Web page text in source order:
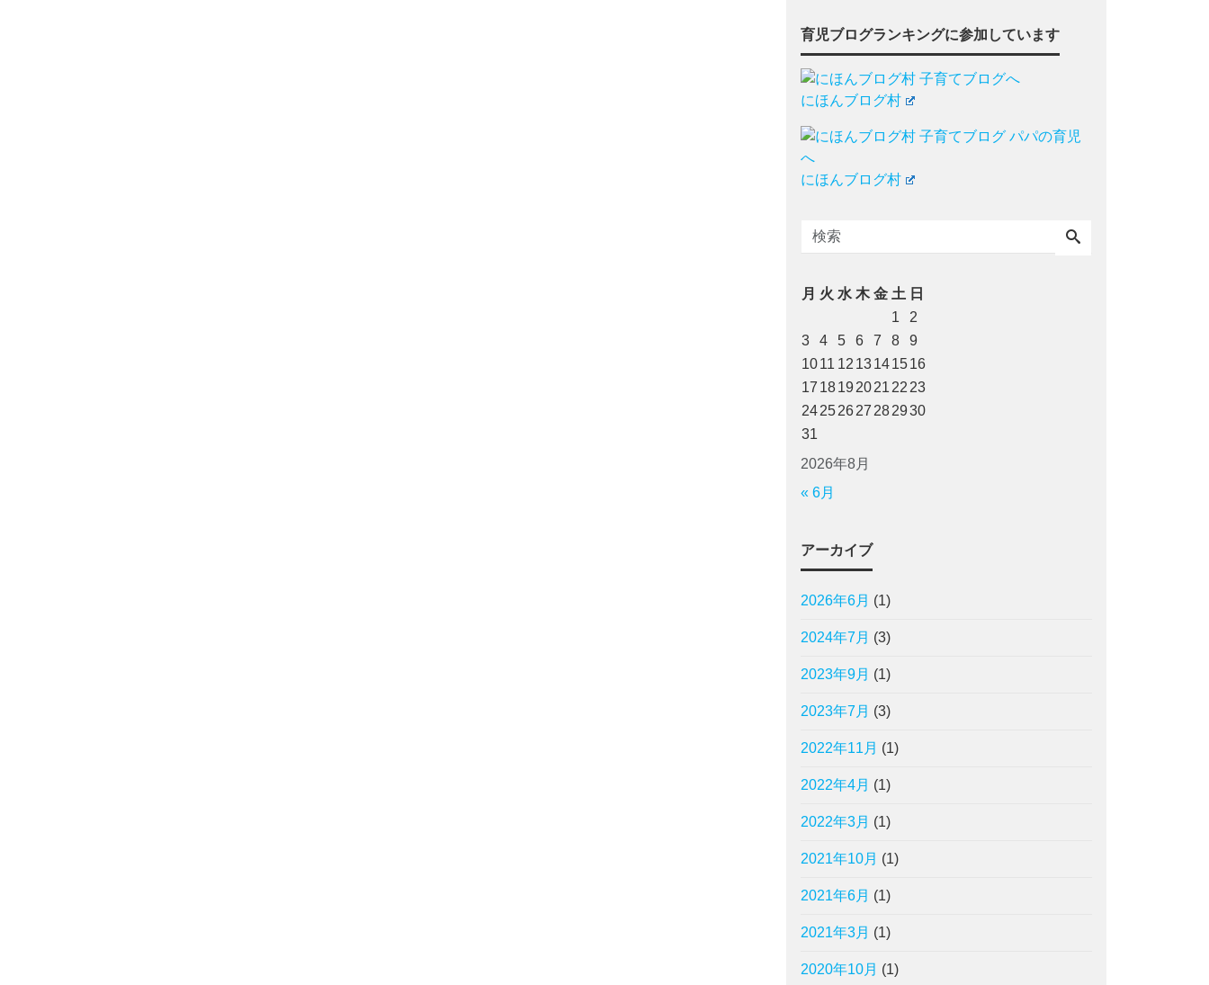
育児ブログランキングに参加しています
にほんブログ村
にほんブログ村
2026年8月
月 火 水 木 金 土 日
1
2
3
4 5 6 7 8
9
1011 12 13141516
17 18192021 22 23
24252627 282930
31
« 6月
アーカイブ
2026年6月 (1)
2024年7月 (3)
2023年9月 (1)
2023年7月 (3)
2022年11月 (1)
2022年4月 (1)
2022年3月 (1)
2021年10月 (1)
2021年6月 (1)
2021年3月 (1)
2020年10月 (1)